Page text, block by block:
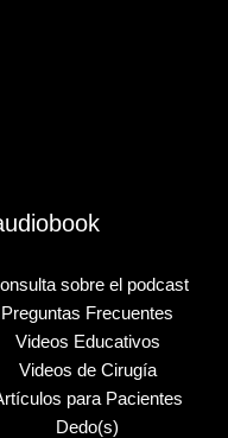
sobre el podcast
Preguntas Frecuentes
Videos Educativos
Videos de Cirugía
para Pacientes
Dedo(s)